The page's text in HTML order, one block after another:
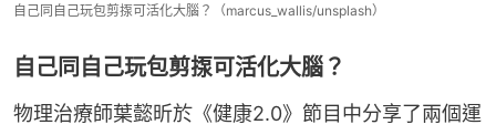
自己同自己玩包剪揼可活化大腦？（marcus_wallis/unsplash）
自己同自己玩包剪揼可活化大腦？
物理治療師葉懿昕於《健康2.0》節目中分享了兩個運